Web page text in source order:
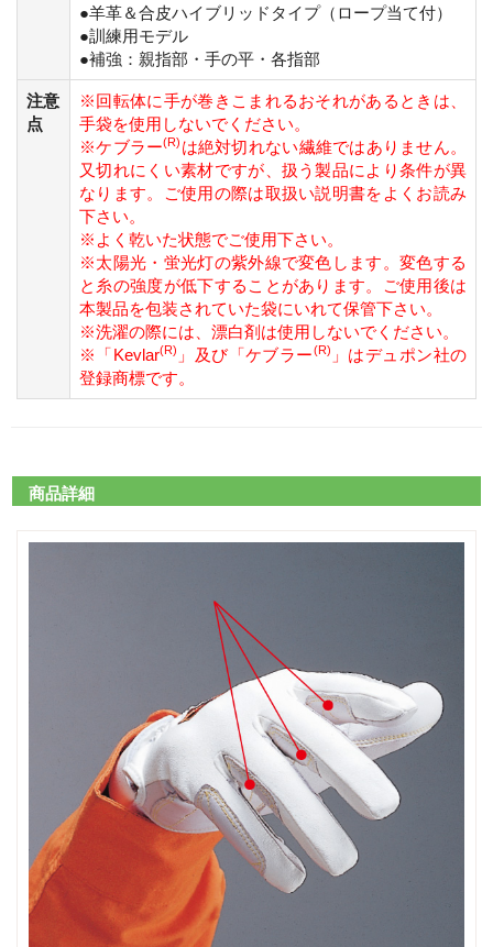
●羊革＆合皮ハイブリッドタイプ（ロープ当て付）
●訓練用モデル
●補強：親指部・手の平・各指部
注意
点
※回転体に手が巻きこまれるおそれがあるときは、
手袋を使用しないでください。
※ケブラー(R) は絶対切れない繊維ではありません。
又切れにくい素材ですが、扱う製品により条件が異
なります。ご使用の際は取扱い説明書をよくお読み
下さい。
※よく乾いた状態でご使用下さい。
※太陽光・蛍光灯の紫外線で変色します。変色する
と糸の強度が低下することがあります。ご使用後は
本製品を包装されていた袋にいれて保管下さい。
※洗濯の際には、漂白剤は使用しないでください。
※「Kevlar(R) 」及び「ケブラー(R) 」はデュポン社の
登録商標です。
商品詳細